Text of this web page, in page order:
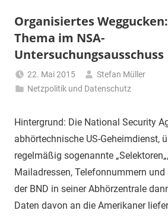
Organisiertes
Thema im NSA-
Untersuchungsausschuss
22. Mai 2015
Stefan Müller
Netzpolitik und Datenschutz
Hintergrund: Die National Security
abhörtechnische US-Geheim­dienst,
regelmäßig sogenannte
Mail­adressen, Telefon­nummern
der BND in seiner Ab­hörzentrale
Daten davon an die Amerikaner